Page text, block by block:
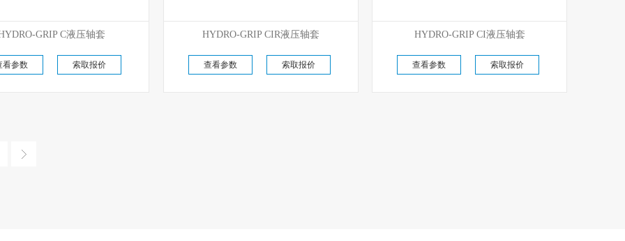
优势代理
GRIP C液压轴套
看参数 索取报价
优势代理
HYDRO-GRIP CIR液压轴套
查看参数 索取报价
优势代理
HYDRO-GRIP CI液压轴套
查看参数 索取报价